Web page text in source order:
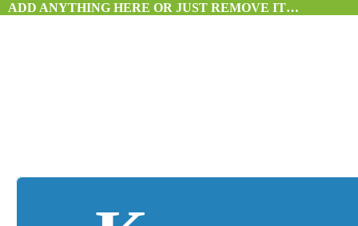
ADD ANYTHING HERE OR JUST REMOVE IT…